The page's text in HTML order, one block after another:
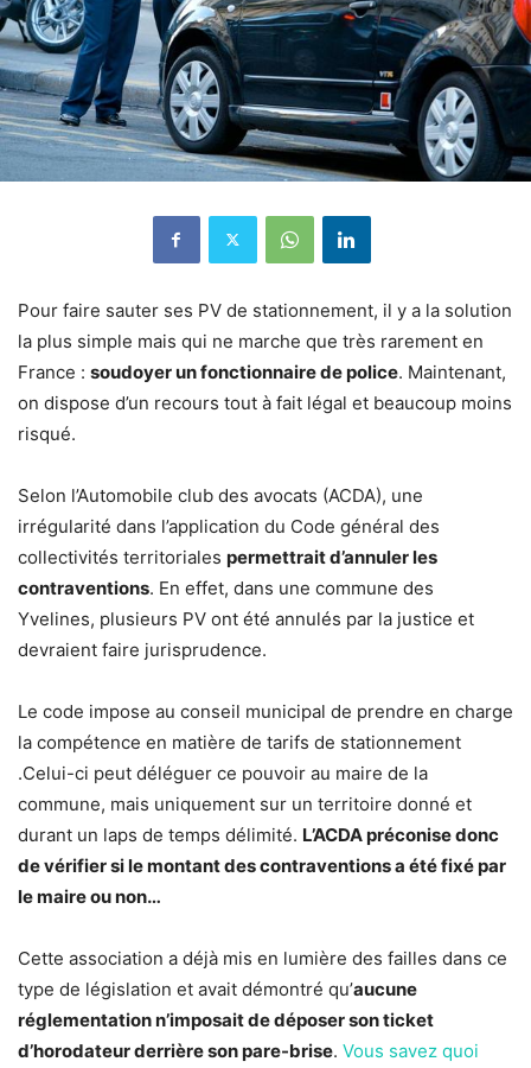
Pour faire sauter ses PV de stationnement, il y a la solution
la plus simple mais qui ne marche que très rarement en
France : soudoyer un fonctionnaire de police. Maintenant,
on dispose d’un recours tout à fait légal et beaucoup moins
risqué.
Selon l’Automobile club des avocats (ACDA), une
irrégularité dans l’application du Code général des
collectivités territoriales permettrait d’annuler les
contraventions. En effet, dans une commune des
Yvelines, plusieurs PV ont été annulés par la justice et
devraient faire jurisprudence.
Le code impose au conseil municipal de prendre en charge
la compétence en matière de tarifs de stationnement
.Celui-ci peut déléguer ce pouvoir au maire de la
commune, mais uniquement sur un territoire donné et
durant un laps de temps délimité. L’ACDA préconise donc
de vérifier si le montant des contraventions a été fixé par
le maire ou non…
Cette association a déjà mis en lumière des failles dans ce
type de législation et avait démontré qu’aucune
réglementation n’imposait de déposer son ticket
d’horodateur derrière son pare-brise. Vous savez quoi